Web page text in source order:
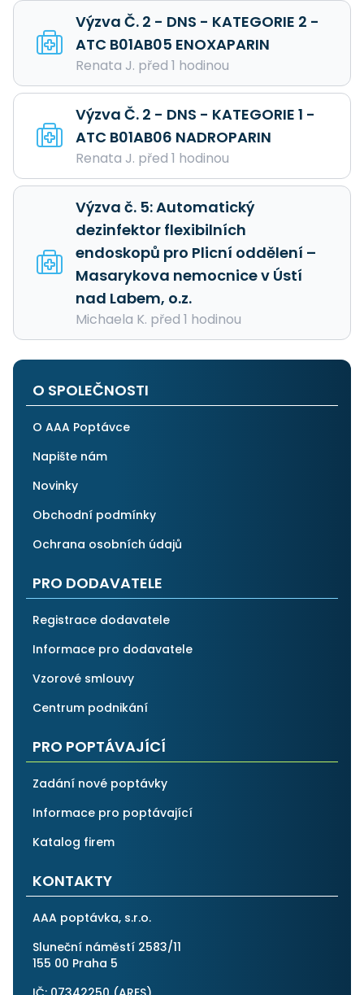
Výzva Č. 2 - DNS - KATEGORIE 2 -
ATC B01AB05 ENOXAPARIN
Renata J. před 1 hodinou
Výzva Č. 2 - DNS - KATEGORIE 1 -
ATC B01AB06 NADROPARIN
Renata J. před 1 hodinou
Výzva č. 5: Automatický
dezinfektor flexibilních
endoskopů pro Plicní oddělení –
Masarykova nemocnice v Ústí
nad Labem, o.z.
Michaela K. před 1 hodinou
O SPOLEČNOSTI
O AAA Poptávce
Napište nám
Novinky
Obchodní podmínky
Ochrana osobních údajů
PRO DODAVATELE
Registrace dodavatele
Informace pro dodavatele
Vzorové smlouvy
Centrum podnikání
PRO POPTÁVAJÍCÍ
Zadání nové poptávky
Informace pro poptávající
Katalog firem
KONTAKTY
AAA poptávka, s.r.o.
Sluneční náměstí 2583/11
155 00 Praha 5